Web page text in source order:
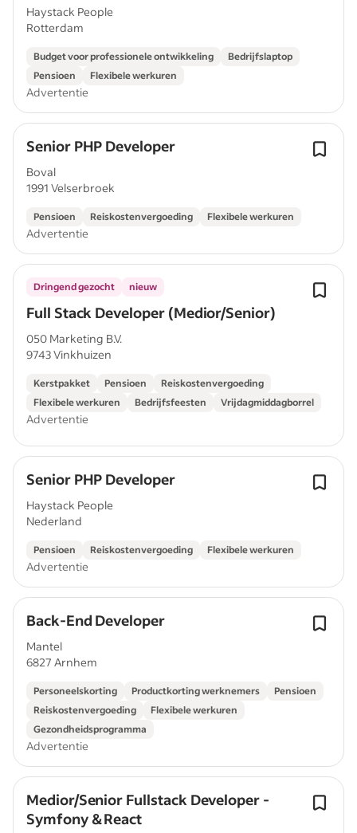
Haystack People
Rotterdam
Budget voor professionele ontwikkeling
Bedrijfslaptop
Pensioen
Flexibele werkuren
Advertentie
Senior PHP Developer
Boval
1991 Velserbroek
Pensioen Reiskostenvergoeding Flexibele werkuren
Advertentie
Full Stack Developer (Medior/Senior)
Dringend gezocht nieuw
050 Marketing B.V.
9743 Vinkhuizen
Kerstpakket Pensioen
Reiskostenvergoeding
Flexibele werkuren
Bedrijfsfeesten Vrijdagmiddagborrel
Advertentie
Senior PHP Developer
Haystack People
Nederland
Pensioen Reiskostenvergoeding Flexibele werkuren
Advertentie
Back-End Developer
Mantel
6827 Arnhem
Personeelskorting Productkorting werknemers
Pensioen
Reiskostenvergoeding
Flexibele werkuren
Gezondheidsprogramma
Advertentie
Medior/Senior Fullstack Developer -
Symfony & React